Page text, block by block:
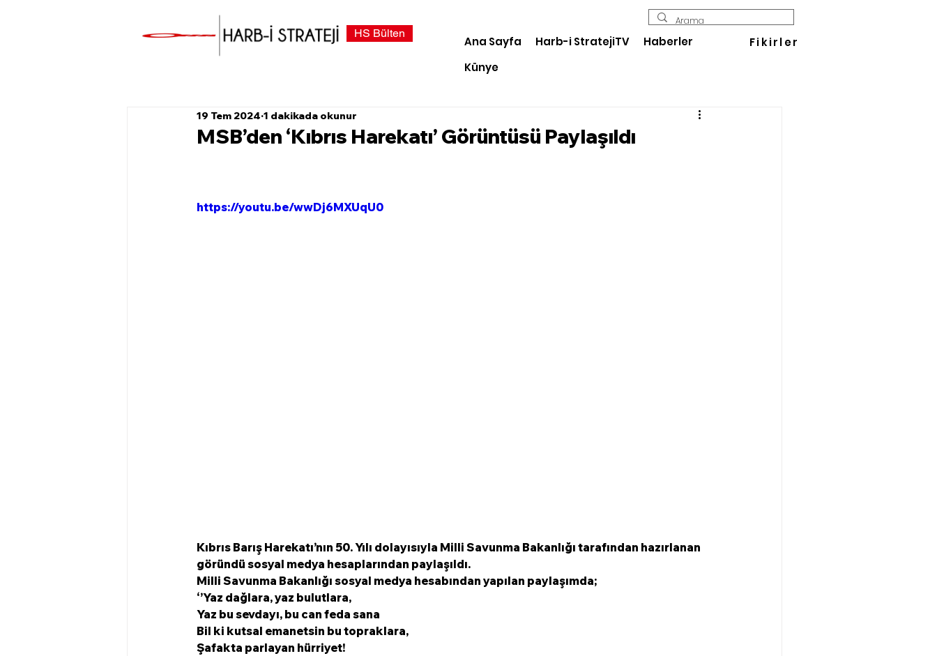
HS Bülten
Ana Sayfa Harb-i StratejiTV
Haberler
Künye
Fikirler
MSB’den ‘Kıbrıs Harekatı’ Görüntüsü Paylaşıldı
19 Tem 2024 1 dakikada okunur
https://youtu.be/wwDj6MXUqU0
Kıbrıs Barış Harekatı’nın 50. Yılı dolayısıyla Milli Savunma Bakanlığı tarafından hazırlanan
göründü sosyal medya hesaplarından paylaşıldı.
Milli Savunma Bakanlığı sosyal medya hesabından yapılan paylaşımda;
‘’Yaz dağlara, yaz bulutlara,
Yaz bu sevdayı, bu can feda sana
Bil ki kutsal emanetsin bu topraklara,
Şafakta parlayan hürriyet!